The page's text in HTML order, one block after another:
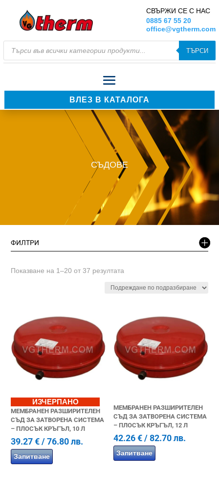
СВЪРЖИ СЕ С НАС
0885 67 55 20
office@vgtherm.com
Products
search
ТЪРСИ
ВЛЕЗ В КАТАЛОГА
СЪДОВЕ
ФИЛТРИ
Показване на 1–20 от 37 резултата
ИЗЧЕРПАНО
МЕМБРАНЕН РАЗШИРИТЕЛЕН
СЪД ЗА ЗАТВОРЕНА СИСТЕМА
– ПЛОСЪК КРЪГЪЛ, 10 Л
39.27€ / 76.80 лв.
Запитване
МЕМБРАНЕН РАЗШИРИТЕЛЕН
СЪД ЗА ЗАТВОРЕНА СИСТЕМА
– ПЛОСЪК КРЪГЪЛ, 12 Л
42.26€/ 82.70 лв.
Запитване